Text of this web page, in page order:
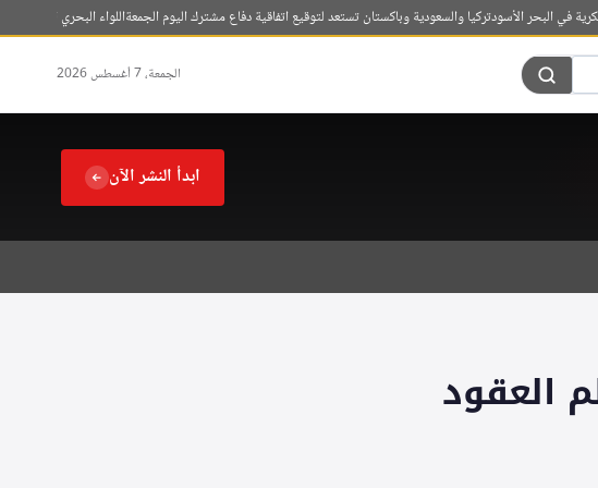
الأسودتركيا والسعودية وباكستان تستعد لتوقيع اتفاقية دفاع مشترك اليوم الجمعةاللواء البحري الركن عبدالله
الجمعة، 7 أغسطس 2026
ابدأ النشر الآن
العقود